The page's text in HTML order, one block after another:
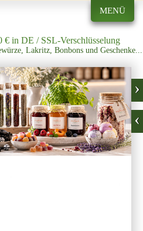
MENÜ
€ in DE / SSL-Verschlüsselung
Lakritz, Bonbons und Geschenke...